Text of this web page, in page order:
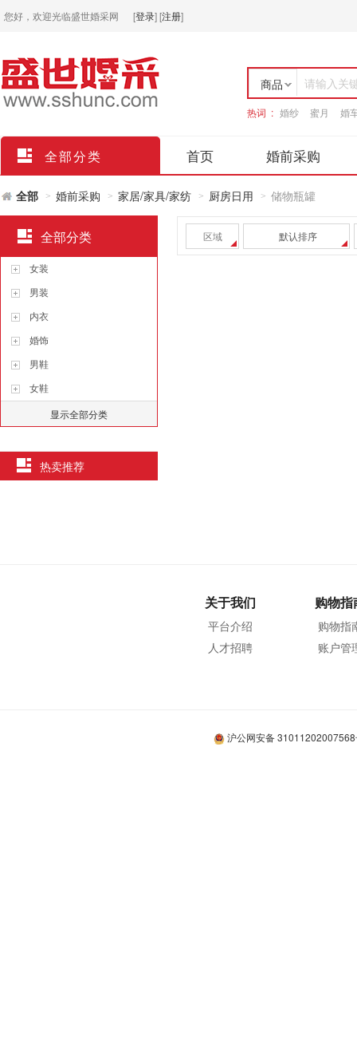
您好，欢迎光临盛世婚采网 [登录][注册]
商品
店铺
请输入关
热词 : 婚纱 蜜月 婚
全部分类 首页 婚前采购
全部 > 婚前采购 > 家居/家具/家纺 > 厨房日用 > 储物瓶罐
区域 默认排序
全部分类
女装
男装
内衣
婚饰
男鞋
女鞋
显示全部分类
热卖推荐
关于我们
平台介绍
人才招聘
购物指
购物指
账户管
沪公网安备 31011202007568